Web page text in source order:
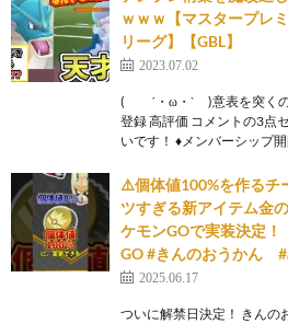
ｗｗｗ【マスタープレ
リーグ】【GBL】
2023.07.02
( ´・ω・` )意表を突くの
登録 高評価 コメントの3点
いです！ ♦メンバーシップ
⚠️個体値100%を作るチ
ツすぎる新アイテム金
ケモンGOで実装決定
GO #きんのおうかん #
2025.06.17
ついに解禁日決定！ きんの